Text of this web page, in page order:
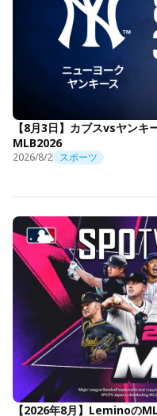
【8月3日】カブスvsヤンキ
MLB2026
2026/8/2 スポーツ
【2026年8月】Leminoの